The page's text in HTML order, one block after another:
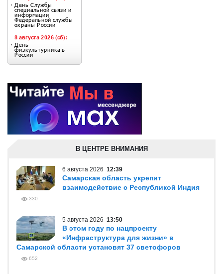
В ЦЕНТРЕ ВНИМАНИЯ
6 августа 2026 12:39
Самарская область укрепит
взаимодействие с Республикой Индия
330
5 августа 2026 13:50
В этом году по нацпроекту
«Инфраструктура для жизни» в
Самарской области установят 37 светофоров
652